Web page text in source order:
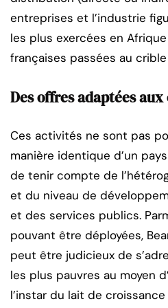
entreprises et l’industrie
les plus exercées en
françaises passées au
Des offres adaptées
Ces activités ne sont pas
manière identique d’un
de tenir compte de
et du niveau de
et des services publics.
pouvant être déployées,
peut être judicieux de
les plus pauvres au moyen
l’instar du lait de